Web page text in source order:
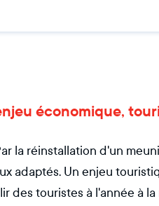
économique,
la réinstallation d'un
adaptés. Un enjeu
des touristes à l'année à